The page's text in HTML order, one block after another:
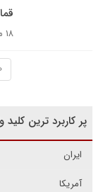
۱۸ مهر ۱۳۹۳
پر کاربرد ترین کلید
ایران
آمریکا